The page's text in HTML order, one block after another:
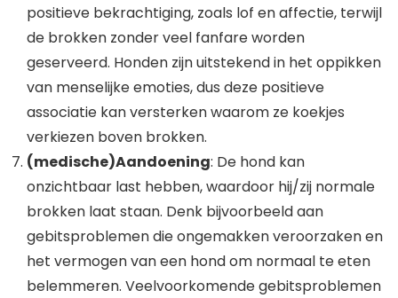
positieve bekrachtiging, zoals lof en affectie, terwijl
de brokken zonder veel fanfare worden
geserveerd. Honden zijn uitstekend in het oppikken
van menselijke emoties, dus deze positieve
associatie kan versterken waarom ze koekjes
verkiezen boven brokken.
(medische)Aandoening: De hond kan
onzichtbaar last hebben, waardoor hij/zij normale
brokken laat staan. Denk bijvoorbeeld aan
gebitsproblemen die ongemakken veroorzaken en
het vermogen van een hond om normaal te eten
belemmeren. Veelvoorkomende gebitsproblemen